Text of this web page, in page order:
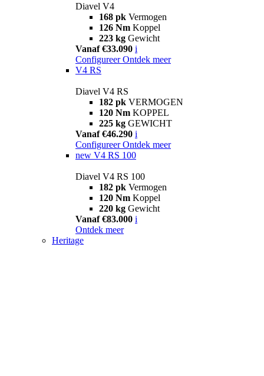
Diavel V4
168 pk Vermogen
126 Nm Koppel
223 kg Gewicht
Vanaf €33.090 i
Configureer Ontdek meer
V4 RS
Diavel V4 RS
182 pk VERMOGEN
120 Nm KOPPEL
225 kg GEWICHT
Vanaf €46.290 i
Configureer Ontdek meer
new V4 RS 100
Diavel V4 RS 100
182 pk Vermogen
120 Nm Koppel
220 kg Gewicht
Vanaf €83.000 i
Ontdek meer
Heritage